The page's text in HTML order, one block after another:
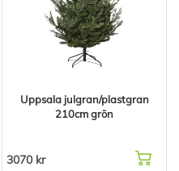
Uppsala julgran/plastgran
210cm grön
3070 kr